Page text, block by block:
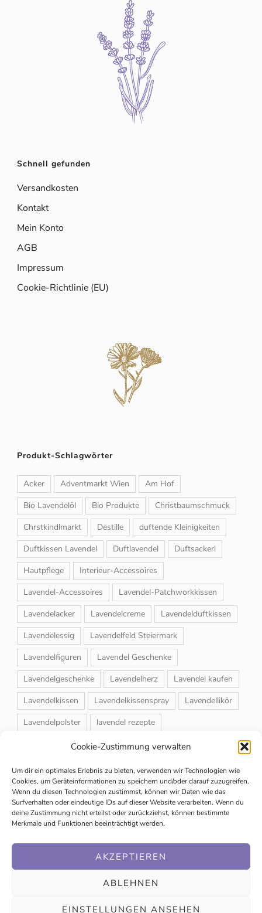
Cookie-Zustimmung verwalten
Um dir ein optimales Erlebnis zu bieten, verwenden wir Technologien wie
Cookies, um Geräteinformationen zu speichern und/oder darauf zuzugreifen.
Wenn du diesen Technologien zustimmst, können wir Daten wie das
Surfverhalten oder eindeutige IDs auf dieser Website verarbeiten. Wenn du
deine Zustimmung nicht erteilst oder zurückziehst, können bestimmte
Merkmale und Funktionen beeinträchtigt werden.
AKZEPTIEREN
ABLEHNEN
EINSTELLUNGEN ANSEHEN
Schnell gefunden
Versandkosten
Kontakt
Mein Konto
AGB
Impressum
Cookie-Richtlinie (EU)
Produkt-Schlagwörter
Acker Adventmarkt Wien
Am Hof
Bio Lavendelöl
Bio Produkte
Christbaumschmuck
Chrstkindlmarkt
Destille
duftende Kleinigkeiten
Duftkissen Lavendel
Duftlavendel
Duftsackerl
Hautpflege
Interieur-Accessoires
Lavendel-Accessoires
Lavendel-Patchworkkissen
Lavendelacker
Lavendelcreme
Lavendelduftkissen
Lavendelessig
Lavendelfeld Steiermark
Lavendelfiguren
Lavendel Geschenke
Lavendelgeschenke
Lavendelherz
Lavendel kaufen
Lavendelkissen
Lavendelkissenspray
Lavendellikör
Lavendelpolster
lavendel rezepte
Lavendelrosmarin Creme
Lavendelsackerl
Lavendelsirup
Lavendelstrauß
Lavendeltee
Lavendeltiere
lavendel und rosen
Magnet-Duftsackerl
Naturheilmittel
Naturkosmetik
Speiselavendel